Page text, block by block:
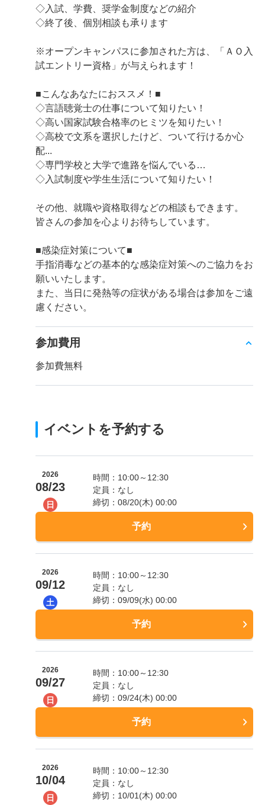
◇入試、学費、奨学金制度などの紹介
◇終了後、個別相談も承ります
※オープンキャンパスに参加された方は、「ＡＯ入
試エントリー資格」が与えられます！
■こんなあなたにおススメ！■
◇言語聴覚士の仕事について知りたい！
◇高い国家試験合格率のヒミツを知りたい！
◇高校で文系を選択したけど、ついて行けるか心
配...
◇専門学校と大学で進路を悩んでいる…
◇入試制度や学生生活について知りたい！
その他、就職や資格取得などの相談もできます。
皆さんの参加を心よりお待ちしています。
■感染症対策について■
手指消毒などの基本的な感染症対策へのご協力をお
願いいたします。
また、当日に発熱等の症状がある場合は参加をご遠
慮ください。
参加費用
参加費無料
イベントを予約する
2026
08/23
日
時間：10:00～12:30
定員：なし
締切：08/20(木) 00:00
予約
2026
09/12
土
時間：10:00～12:30
定員：なし
締切：09/09(水) 00:00
予約
2026
09/27
日
時間：10:00～12:30
定員：なし
締切：09/24(木) 00:00
予約
2026
10/04
日
時間：10:00～12:30
定員：なし
締切：10/01(木) 00:00